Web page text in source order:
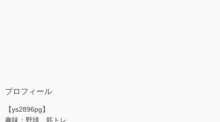
プロフィール
【ys2896pg】
趣味：野球、筋トレ